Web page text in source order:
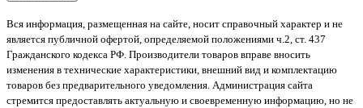
Вся информация, размещенная на сайте, носит справочный характер и не
является публичной офертой, определяемой положениями ч.2, ст. 437
Гражданского кодекса РФ. Производители товаров вправе вносить
изменения в технические характеристики, внешний вид и комплектацию
товаров без предварительного уведомления. Администрация сайта
стремится предоставлять актуальную и своевременную информацию, но не